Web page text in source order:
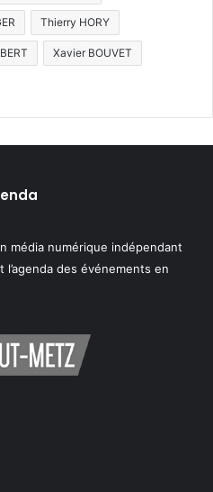
Thierry HORY
Xavier BOUVET
média numérique indépendant
l’agenda des événements en